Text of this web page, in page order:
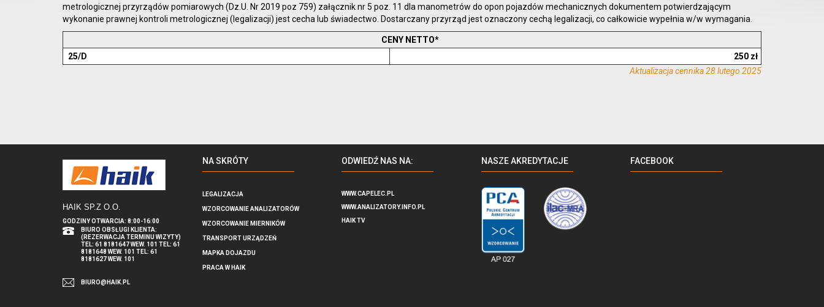
metrologicznej przyrządów pomiarowych (Dz.U. Nr 2019 poz 759) załącznik nr 5 poz. 11 dla manometrów do opon pojazdów mechanicznych dokumentem potwierdzającym
wykonanie prawnej kontroli metrologicznej (legalizacji) jest cecha lub świadectwo. Dostarczany przyrząd jest oznaczony cechą legalizacji, co całkowicie wypełnia w/w wymagania.
CENY NETTO*
25/D
250 zł
Aktualizacja cennika 28 lutego 2025
HAIK SP.Z O.O.
GODZINY OTWARCIA: 8:00-16:00
BIURO OBSŁUGI KLIENTA:
(REZERWACJA TERMINU WIZYTY)
TEL: 61 8181647 WEW. 101 TEL: 61
8181648 WEW. 101 TEL: 61
8181627 WEW. 101
BIURO@HAIK.PL
NA SKRÓTY
LEGALIZACJA
WZORCOWANIE ANALIZATORÓW
WZORCOWANIE MIERNIKÓW
TRANSPORT URZĄDZEŃ
MAPKA DOJAZDU
PRACA W HAIK
ODWIEDŹ NAS NA:
WWW.CAPELEC.PL
WWW.ANALIZATORY.INFO.PL
HAIK TV
NASZE AKREDYTACJE FACEBOOK